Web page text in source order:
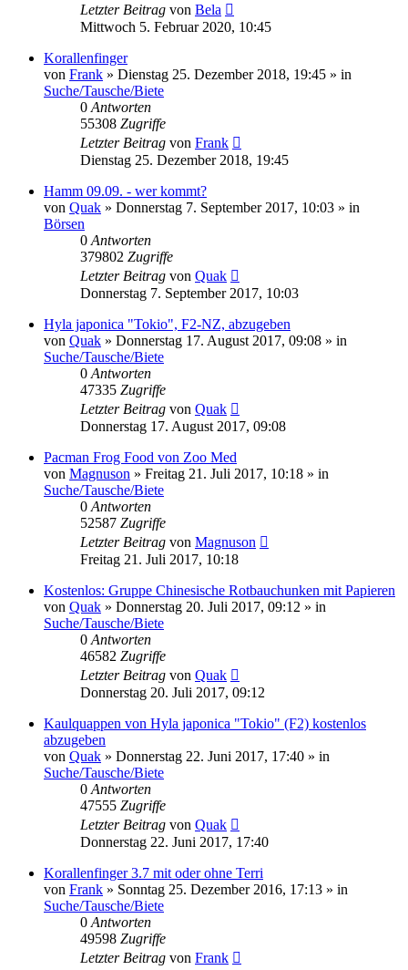
Letzter Beitrag von Bela
Mittwoch 5. Februar 2020, 10:45
Korallenfinger
von Frank » Dienstag 25. Dezember 2018, 19:45 » in
Suche/Tausche/Biete
0 Antworten
55308 Zugriffe
Letzter Beitrag von Frank
Dienstag 25. Dezember 2018, 19:45
Hamm 09.09. - wer kommt?
von Quak » Donnerstag 7. September 2017, 10:03 » in
Börsen
0 Antworten
379802 Zugriffe
Letzter Beitrag von Quak
Donnerstag 7. September 2017, 10:03
Hyla japonica "Tokio", F2-NZ, abzugeben
von Quak » Donnerstag 17. August 2017, 09:08 » in
Suche/Tausche/Biete
0 Antworten
47335 Zugriffe
Letzter Beitrag von Quak
Donnerstag 17. August 2017, 09:08
Pacman Frog Food von Zoo Med
von Magnuson » Freitag 21. Juli 2017, 10:18 » in
Suche/Tausche/Biete
0 Antworten
52587 Zugriffe
Letzter Beitrag von Magnuson
Freitag 21. Juli 2017, 10:18
Kostenlos: Gruppe Chinesische Rotbauchunken mit Papieren
von Quak » Donnerstag 20. Juli 2017, 09:12 » in
Suche/Tausche/Biete
0 Antworten
46582 Zugriffe
Letzter Beitrag von Quak
Donnerstag 20. Juli 2017, 09:12
Kaulquappen von Hyla japonica "Tokio" (F2) kostenlos
abzugeben
von Quak » Donnerstag 22. Juni 2017, 17:40 » in
Suche/Tausche/Biete
0 Antworten
47555 Zugriffe
Letzter Beitrag von Quak
Donnerstag 22. Juni 2017, 17:40
Korallenfinger 3.7 mit oder ohne Terri
von Frank » Sonntag 25. Dezember 2016, 17:13 » in
Suche/Tausche/Biete
0 Antworten
49598 Zugriffe
Letzter Beitrag von Frank